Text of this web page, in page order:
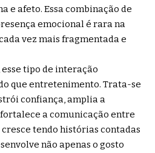
e afeto. Essa combinação de
emocional é rara na
vez mais fragmentada e
esse tipo de interação
que entretenimento. Trata-se
confiança, amplia a
a comunicação entre
tendo histórias contadas
não apenas o gosto